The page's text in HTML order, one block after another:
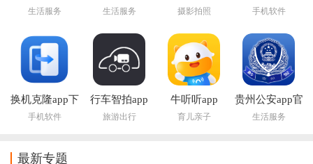
方正版
生活服务
版下载安装
生活服务 摄影拍照
2026最新版本
手机软件
换机克隆app下
载
手机软件
行车智拍app
旅游出行
牛听听app
育儿亲子
贵州公安app官
方下载
生活服务
最新专题